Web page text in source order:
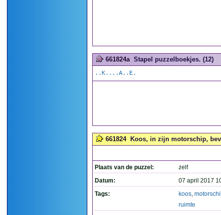
661824a Stapel puzzelboekjes. (12)
..K....A..E.
661824 Koos, in zijn motorschip,
Plaats van de puzzel:
zelf
Datum:
07 april 2017
Tags:
koos,
ruimte